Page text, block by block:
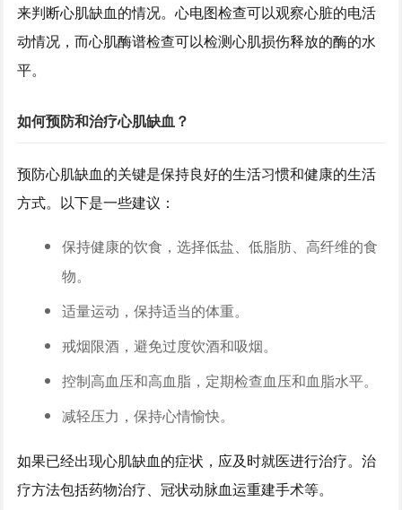
来判断心肌缺血的情况。心电图检查可以观察心脏的电活
动情况，而心肌酶谱检查可以检测心肌损伤释放的酶的水
平。
如何预防和治疗心肌缺血？
预防心肌缺血的关键是保持良好的生活习惯和健康的生活
方式。以下是一些建议：
保持健康的饮食，选择低盐、低脂肪、高纤维的食
物。
适量运动，保持适当的体重。
戒烟限酒，避免过度饮酒和吸烟。
控制高血压和高血脂，定期检查血压和血脂水平。
减轻压力，保持心情愉快。
如果已经出现心肌缺血的症状，应及时就医进行治疗。治
疗方法包括药物治疗、冠状动脉血运重建手术等。